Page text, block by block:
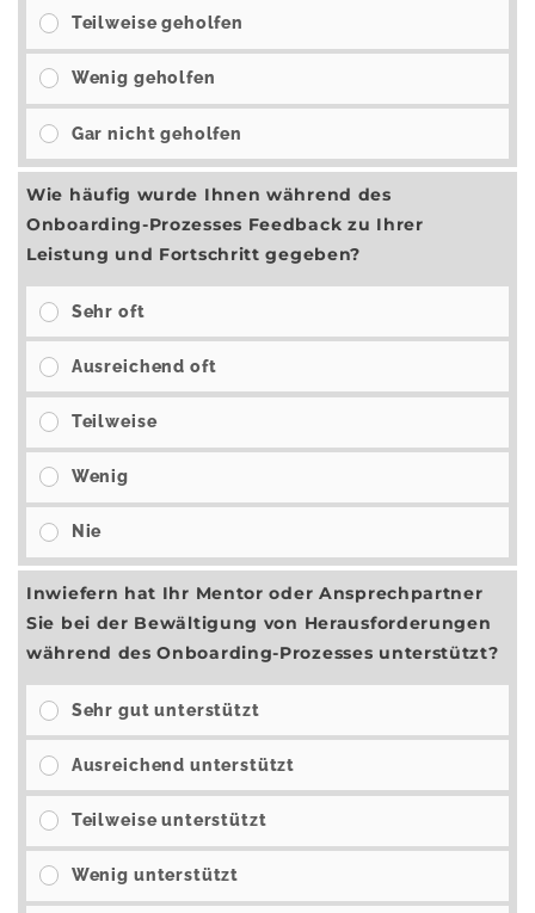
Teilweise geholfen
Wenig geholfen
Gar nicht geholfen
Wie häufig wurde Ihnen während des
Onboarding-Prozesses Feedback zu Ihrer
Leistung und Fortschritt gegeben?
Sehr oft
Ausreichend oft
Teilweise
Wenig
Nie
Inwiefern hat Ihr Mentor oder Ansprechpartner
Sie bei der Bewältigung von Herausforderungen
während des Onboarding-Prozesses unterstützt?
Sehr gut unterstützt
Ausreichend unterstützt
Teilweise unterstützt
Wenig unterstützt